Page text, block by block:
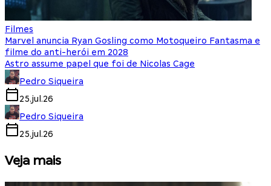
Filmes
Marvel anuncia Ryan Gosling como Motoqueiro Fantasma e
filme do anti-herói em 2028
Astro assume papel que foi de Nicolas Cage
Pedro Siqueira
25.jul.26
Pedro Siqueira
25.jul.26
Veja mais